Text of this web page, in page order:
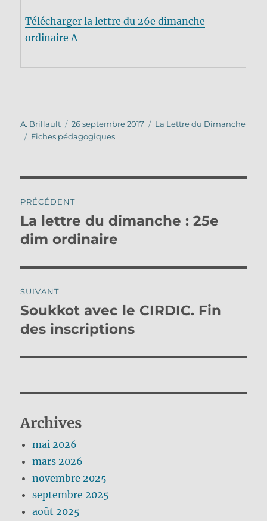
Télécharger la lettre du 26e dimanche
ordinaire A
Auteur
A. Brillault
Publié
le
26 septembre 2017 Catégories
La Lettre du Dimanche
Étiquettes
Fiches pédagogiques
de
l’article
PRÉCÉDENT
Publication
précédente :
La lettre du dimanche : 25e
dim ordinaire
SUIVANT
Publication
suivante :
Soukkot avec le CIRDIC. Fin
des inscriptions
Archives
mai 2026
mars 2026
novembre 2025
septembre 2025
août 2025